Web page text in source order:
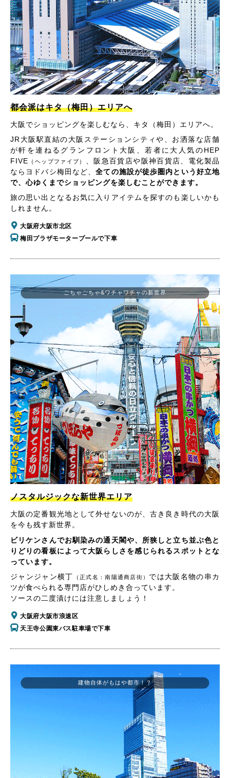
都会派はキタ（梅田）エリアへ
大阪でショッピングを楽しむなら、キタ（梅田）エリアへ。
JR大阪駅直結の大阪ステーションシティや、お洒落な店舗
が軒を連ねるグランフロント大阪、若者に大人気のHEP
FIVE （ヘップファイブ）
、阪急百貨店や阪神百貨店、電化製品
ならヨドバシ梅田など、全ての施設が徒歩圏内という好立地
で、心ゆくまでショッピングを楽しむことができます。
旅の思い出となるお気に入りアイテムを探すのも楽しいかも
しれません。
大阪府大阪市北区
梅田プラザモータープールで下車
ごちゃごちゃ&ワチャワチャの新世界
ノスタルジックな新世界エリア
大阪の定番観光地として外せないのが、古き良き時代の大阪
を今も残す新世界。
ビリケンさんでお馴染みの通天閣や、所狭しと立ち並ぶ色と
りどりの看板によって大阪らしさを感じられるスポットとな
っています。
ジャンジャン横丁
（正式名：南陽通商店街） では大阪名物の串カ
ツが食べられる専門店がひしめき合っています。
ソースの二度漬けには注意しましょう！
大阪府大阪市浪速区
天王寺公園東バス駐車場で下車
建物自体がもはや都市！？